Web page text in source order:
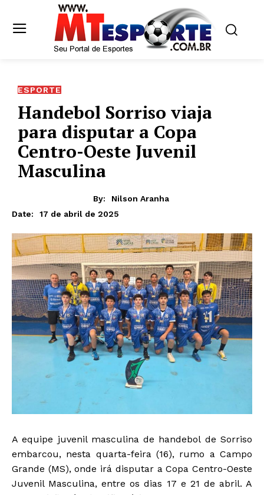
ESPORTE
Handebol Sorriso viaja
para disputar a Copa
Centro-Oeste Juvenil
Masculina
By:
Nilson Aranha
Date:
17 de abril de 2025
A equipe juvenil masculina de handebol de Sorriso
embarcou, nesta quarta-feira (16), rumo a Campo
Grande (MS), onde irá disputar a Copa Centro-Oeste
Juvenil Masculina, entre os dias 17 e 21 de abril. A